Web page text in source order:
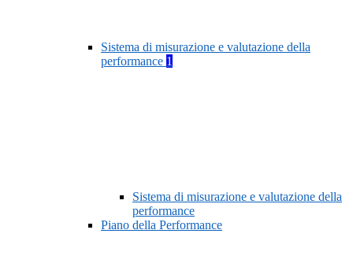
Sistema di misurazione e valutazione della
performance 1
Sistema di misurazione e valutazione della
performance
Piano della Performance